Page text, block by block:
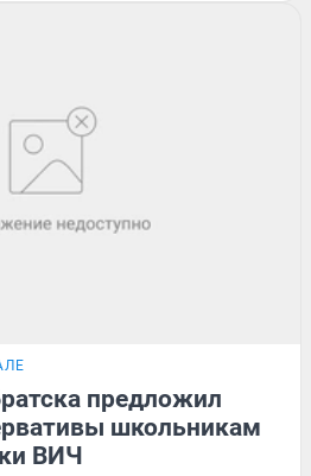
предложил
школьникам
ВИЧ